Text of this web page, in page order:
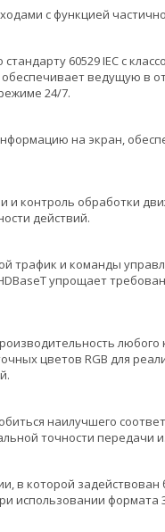
с функцией
60529 IEC с
ведущую в
24/7.
на экран,
контроль обработки
действий.
трафик и команды
упрощает
любого
цветов RGB для
наилучшего
точности передачи
в которой
использовании формата